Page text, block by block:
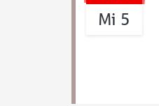
Mi 5